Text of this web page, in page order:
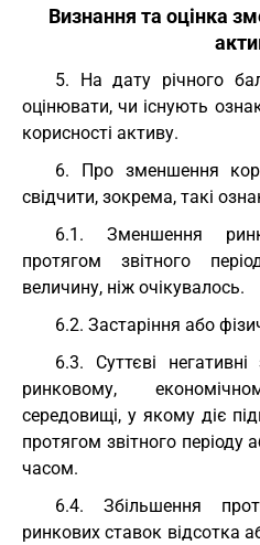
Визнання та оцінка
5. На дату річного
оцінювати, чи існують
корисності активу.
6. Про зменшення
свідчити, зокрема, такі
6.1. Зменшення
протягом звітного
величину, ніж очікувалось.
6.2. Застаріння або
6.3. Суттєві
ринковому,
середовищі, у якому діє
протягом звітного періоду
часом.
6.4. Збільшення
ринкових ставок відсотка